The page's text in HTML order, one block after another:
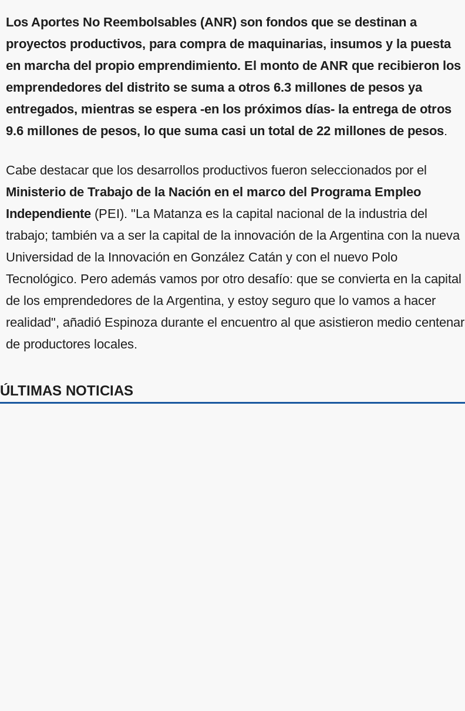
Los Aportes No Reembolsables (ANR) son fondos que se destinan a
proyectos productivos, para compra de maquinarias, insumos y la puesta
en marcha del propio emprendimiento. El monto de ANR que recibieron los
emprendedores del distrito se suma a otros 6.3 millones de pesos ya
entregados, mientras se espera -en los próximos días- la entrega de otros
9.6 millones de pesos, lo que suma casi un total de 22 millones de pesos.
Cabe destacar que los desarrollos productivos fueron seleccionados por el
Ministerio de Trabajo de la Nación en el marco del Programa Empleo
Independiente (PEI). "La Matanza es la capital nacional de la industria del
trabajo; también va a ser la capital de la innovación de la Argentina con la nueva
Universidad de la Innovación en González Catán y con el nuevo Polo
Tecnológico. Pero además vamos por otro desafío: que se convierta en la capital
de los emprendedores de la Argentina, y estoy seguro que lo vamos a hacer
realidad", añadió Espinoza durante el encuentro al que asistieron medio centenar
de productores locales.
ÚLTIMAS NOTICIAS